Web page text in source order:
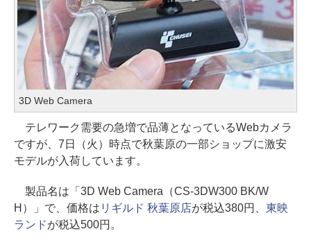
3D Web Camera
テレワーク需要の急増で品薄となっているWebカメラ
ですが、7日（火）時点で秋葉原の一部ショップに激安
モデルが入荷しています。
製品名は「3D Web Camera（CS-3DW300 BK/W
H）」で、価格は リギルド 秋葉原店が税込380円、 東映
ランドが税込500円。